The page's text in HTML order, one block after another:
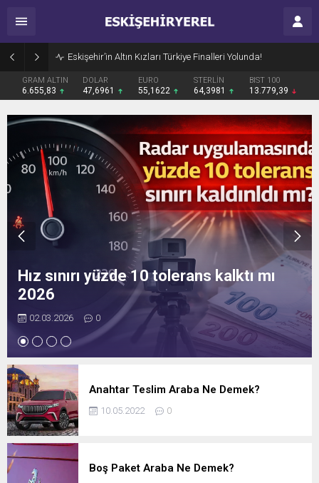
Eskişehir Sağlık Teşkilatında Vefa Buluşması
GRAM ALTIN
6.655,83
DOLAR
47,6961
EURO
55,1622
STERLİN
64,3981
BIST 100
13.779,39
En az yakan otomobil belli oldu, Yakıt
tasarrufunda üstüne yok!
02.03.2024 0
Anahtar Teslim Araba Ne Demek?
10.05.2022 0
Boş Paket Araba Ne Demek?